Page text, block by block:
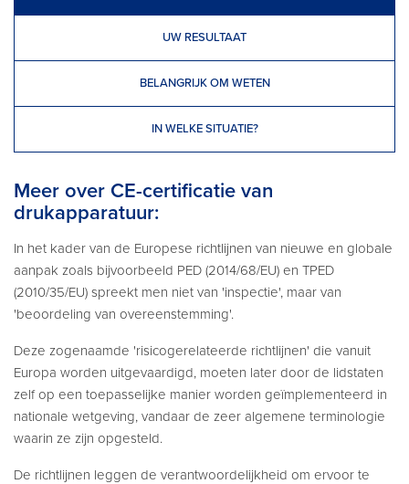
UW RESULTAAT
BELANGRIJK OM WETEN
IN WELKE SITUATIE?
Meer over CE-certificatie van
drukapparatuur:
In het kader van de Europese richtlijnen van nieuwe en globale
aanpak zoals bijvoorbeeld PED (2014/68/EU) en TPED
(2010/35/EU) spreekt men niet van 'inspectie', maar van
'beoordeling van overeenstemming'.
Deze zogenaamde 'risicogerelateerde richtlijnen' die vanuit
Europa worden uitgevaardigd, moeten later door de lidstaten
zelf op een toepasselijke manier worden geïmplementeerd in
nationale wetgeving, vandaar de zeer algemene terminologie
waarin ze zijn opgesteld.
De richtlijnen leggen de verantwoordelijkheid om ervoor te